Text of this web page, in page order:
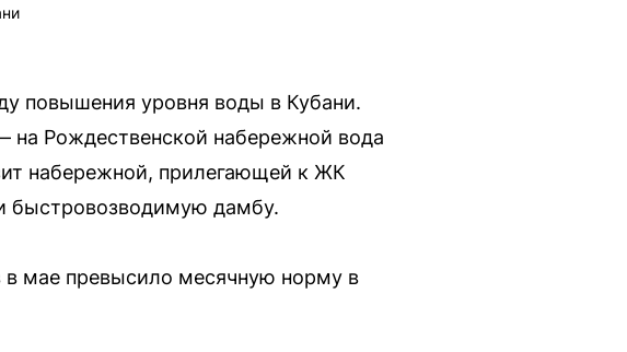
повышения уровня воды в Кубани.
Рождественской набережной вода
набережной, прилегающей к ЖК
быстровозводимую дамбу.
в мае превысило месячную норму в